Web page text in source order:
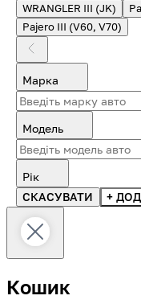
WRANGLER III (JK)
Pajero III (V60, V70)
Марка
Модель
Рік
СКАСУВАТИ
+
Кошик